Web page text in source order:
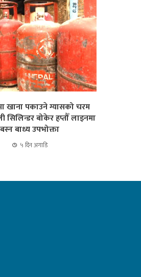
खाना पकाउने ग्यासको चरम
सिलिन्डर बोकेर हप्तौँ लाइनमा
बस्न बाध्य उपभोक्ता
५ दिन अगाडि